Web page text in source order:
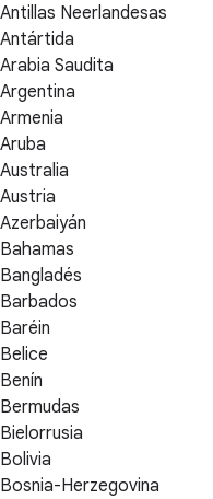
Antillas Neerlandesas
Antártida
Arabia Saudita
Argentina
Armenia
Aruba
Australia
Austria
Azerbaiyán
Bahamas
Bangladés
Barbados
Baréin
Belice
Benín
Bermudas
Bielorrusia
Bolivia
Bosnia-Herzegovina